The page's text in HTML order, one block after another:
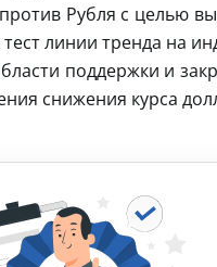
Рубля с целью
тест линии тренда на
поддержки и
снижения курса